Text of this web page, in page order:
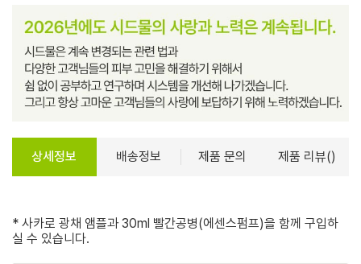
상세정보 배송정보 제품 문의 제품 리뷰()
* 사카로 광채 앰플과 30ml 빨간공병(에센스펌프)을 함께 구입하
실 수 있습니다.